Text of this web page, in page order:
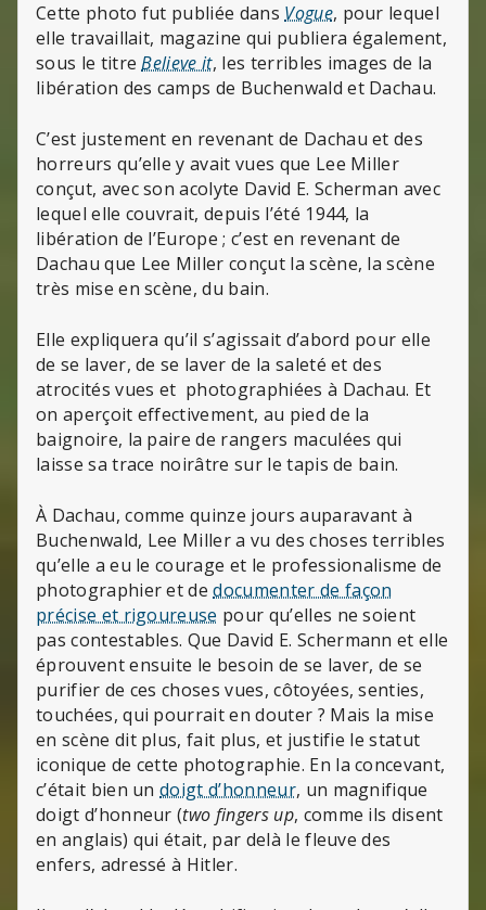
Cette photo fut publiée dans Vogue, pour lequel
elle travaillait, magazine qui publiera également,
sous le titreBelieve it, les terribles images de la
libération des camps de Buchenwald et Dachau.
C’est justement en revenant de Dachau et des
horreurs qu’elle y avait vues que Lee Miller
conçut, avec son acolyte David E. Scherman avec
lequel elle couvrait, depuis l’été 1944, la
libération de l’Europe ; c’est en revenant de
Dachau que Lee Miller conçut la scène, la scène
très mise en scène, du bain.
Elle expliquera qu’il s’agissait d’abord pour elle
de se laver, de se laver de la saleté et des
atrocités vues et photographiées à Dachau. Et
on aperçoit effectivement, au pied de la
baignoire, la paire de rangers maculées qui
laisse sa trace noirâtre sur le tapis de bain.
À Dachau, comme quinze jours auparavant à
Buchenwald, Lee Miller a vu des choses terribles
qu’elle a eu le courage et le professionalisme de
photographier et dedocumenter de façon
précise et rigoureuse pour qu’elles ne soient
pas contestables. Que David E. Schermann et elle
éprouvent ensuite le besoin de se laver, de se
purifier de ces choses vues, côtoyées, senties,
touchées, qui pourrait en douter ? Mais la mise
en scène dit plus, fait plus, et justifie le statut
iconique de cette photographie. En la concevant,
c’était bien undoigt d’honneur, un magnifique
doigt d’honneur (two fingers up, comme ils disent
en anglais) qui était, par delà le fleuve des
enfers, adressé à Hitler.